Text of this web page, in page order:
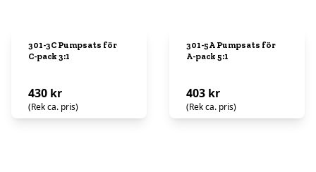
301-3C Pumpsats för
C-pack 3:1
430 kr
(Rek ca. pris)
301-5A Pumpsats för
A-pack 5:1
403 kr
(Rek ca. pris)